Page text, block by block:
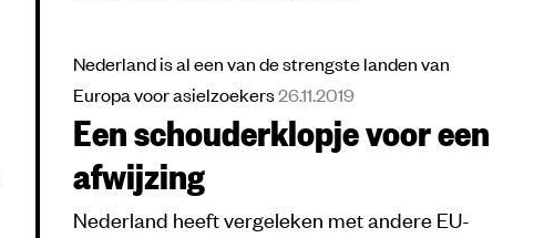
Nederland is al een van de strengste landen van
Europa voor asielzoekers26.11.2019
Een schouderklopje voor een
afwijzing
Nederland heeft vergeleken met andere EU-